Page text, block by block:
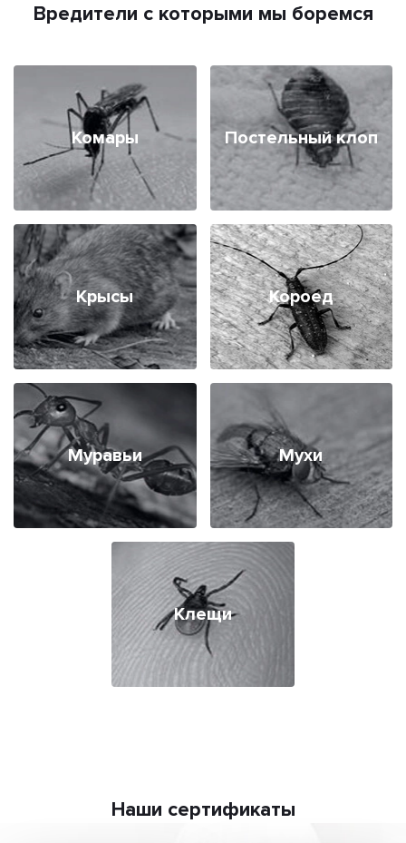
Вредители с которыми мы боремся
Комары Постельный клоп
Крысы Короед
Муравьи Мухи
Клещи
Наши сертификаты